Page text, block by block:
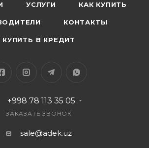
УСЛУГИ КАК КУПИТЬ
КОНТАКТЫ
КУПИТЬ В КРЕДИТ
+998 78 113 35 05
ЗАКАЗАТЬ ЗВОНОК
sale@adek.uz